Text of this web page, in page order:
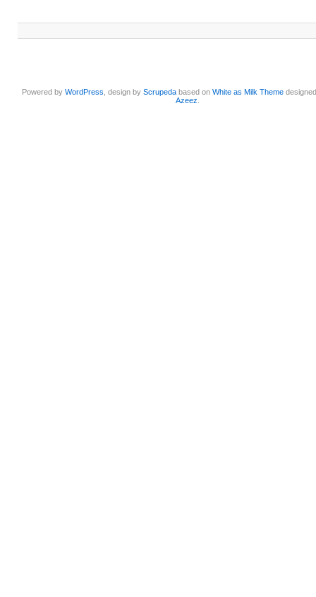
Powered byWordPress , design byScrupeda based onWhite as Milk Theme
Azeez